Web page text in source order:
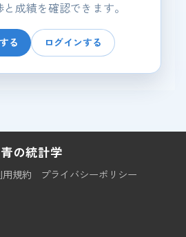
成績を確認できます。
る ログインする
青の統計学
用規約 プライバシーポリシー